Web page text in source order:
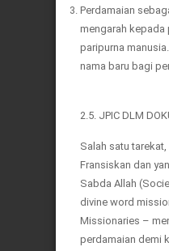
Perdamaian
mengarah kepada
paripurna
nama baru bagi
2.5. JPIC DLM
Salah satu
Fransiskan dan
Sabda Allah
divine word
Missionaries –
perdamaian demi